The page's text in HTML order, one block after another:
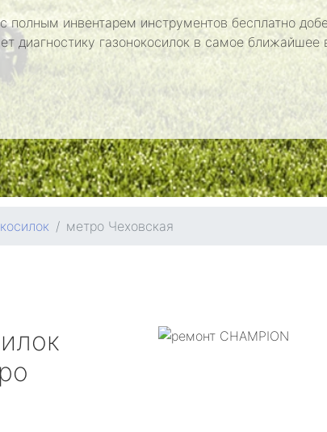
инвентарем инструментов бесплатно
диагностику газонокосилок в самое ближайшее
метро Чеховская